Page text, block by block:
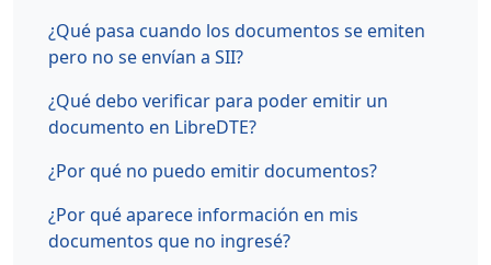
¿Qué pasa cuando los documentos se emiten
pero no se envían a SII?
¿Qué debo verificar para poder emitir un
documento en LibreDTE?
¿Por qué no puedo emitir documentos?
¿Por qué aparece información en mis
documentos que no ingresé?